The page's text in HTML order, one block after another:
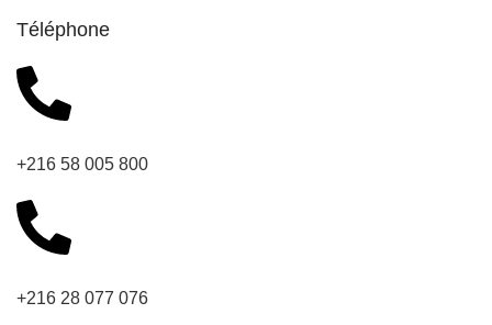
Téléphone
+216 58 005 800
+216 28 077 076